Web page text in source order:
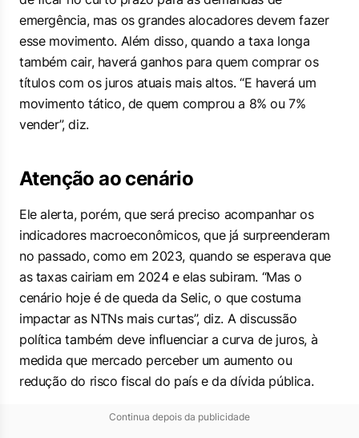
emergência, mas os grandes alocadores devem fazer
esse movimento. Além disso, quando a taxa longa
também cair, haverá ganhos para quem comprar os
títulos com os juros atuais mais altos. “E haverá um
movimento tático, de quem comprou a 8% ou 7%
vender”, diz.
Atenção ao cenário
Ele alerta, porém, que será preciso acompanhar os
indicadores macroeconômicos, que já surpreenderam
no passado, como em 2023, quando se esperava que
as taxas cairiam em 2024 e elas subiram. “Mas o
cenário hoje é de queda da Selic, o que costuma
impactar as NTNs mais curtas”, diz. A discussão
política também deve influenciar a curva de juros, à
medida que mercado perceber um aumento ou
redução do risco fiscal do país e da dívida pública.
Continua depois da publicidade